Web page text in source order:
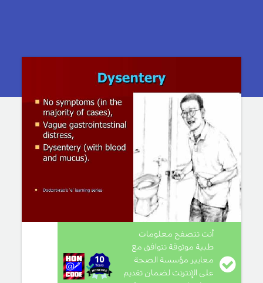
أنت تتصفح معلومات
طبية موثوقة تتوافق مع
معايير مؤسسة الصحة
على الإنترنت لضمان تقديم